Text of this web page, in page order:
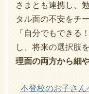
さまとも連携し、
タル面の不安をチ
「自分でもできる
し、将来の選択肢
理面の両方から細
不登校のお子さ